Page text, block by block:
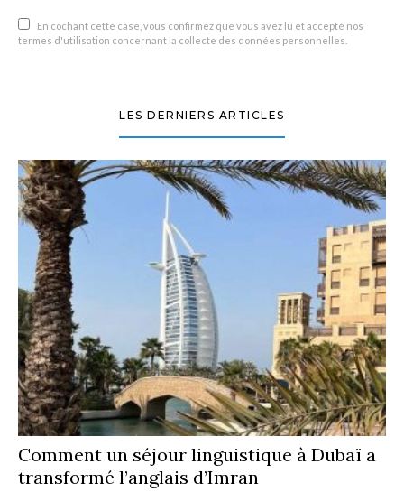
En cochant cette case, vous confirmez que vous avez lu et accepté nos
termes d'utilisation concernant la collecte des données personnelles.
LES DERNIERS ARTICLES
Comment un séjour linguistique à Dubaï a
transformé l’anglais d’Imran